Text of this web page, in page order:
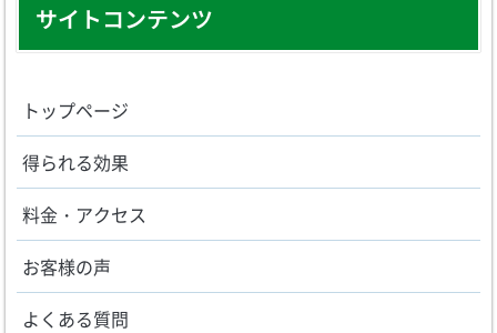
サイトコンテンツ
トップページ
得られる効果
料金・アクセス
お客様の声
よくある質問